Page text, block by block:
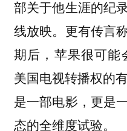
部关于他生涯的纪
线放映。更有传言
期后，苹果很可能
美国电视转播权的
是一部电影，更是
态的全维度试验。